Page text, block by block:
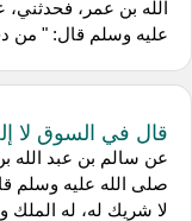
الله بن عمر،
عليه وسلم قال: " من
قال في السوق لا
عن سالم بن عبد الله
صلى الله عليه وسلم
لا شريك له، له الملك